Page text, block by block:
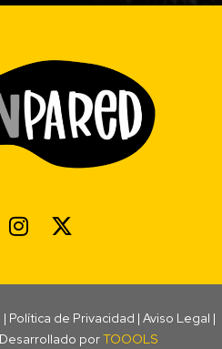
Política de Privacidad | Aviso Legal |
porTOOOLS